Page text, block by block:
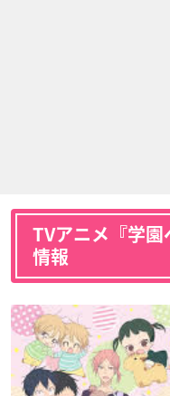
TVアニメ『学園
情報